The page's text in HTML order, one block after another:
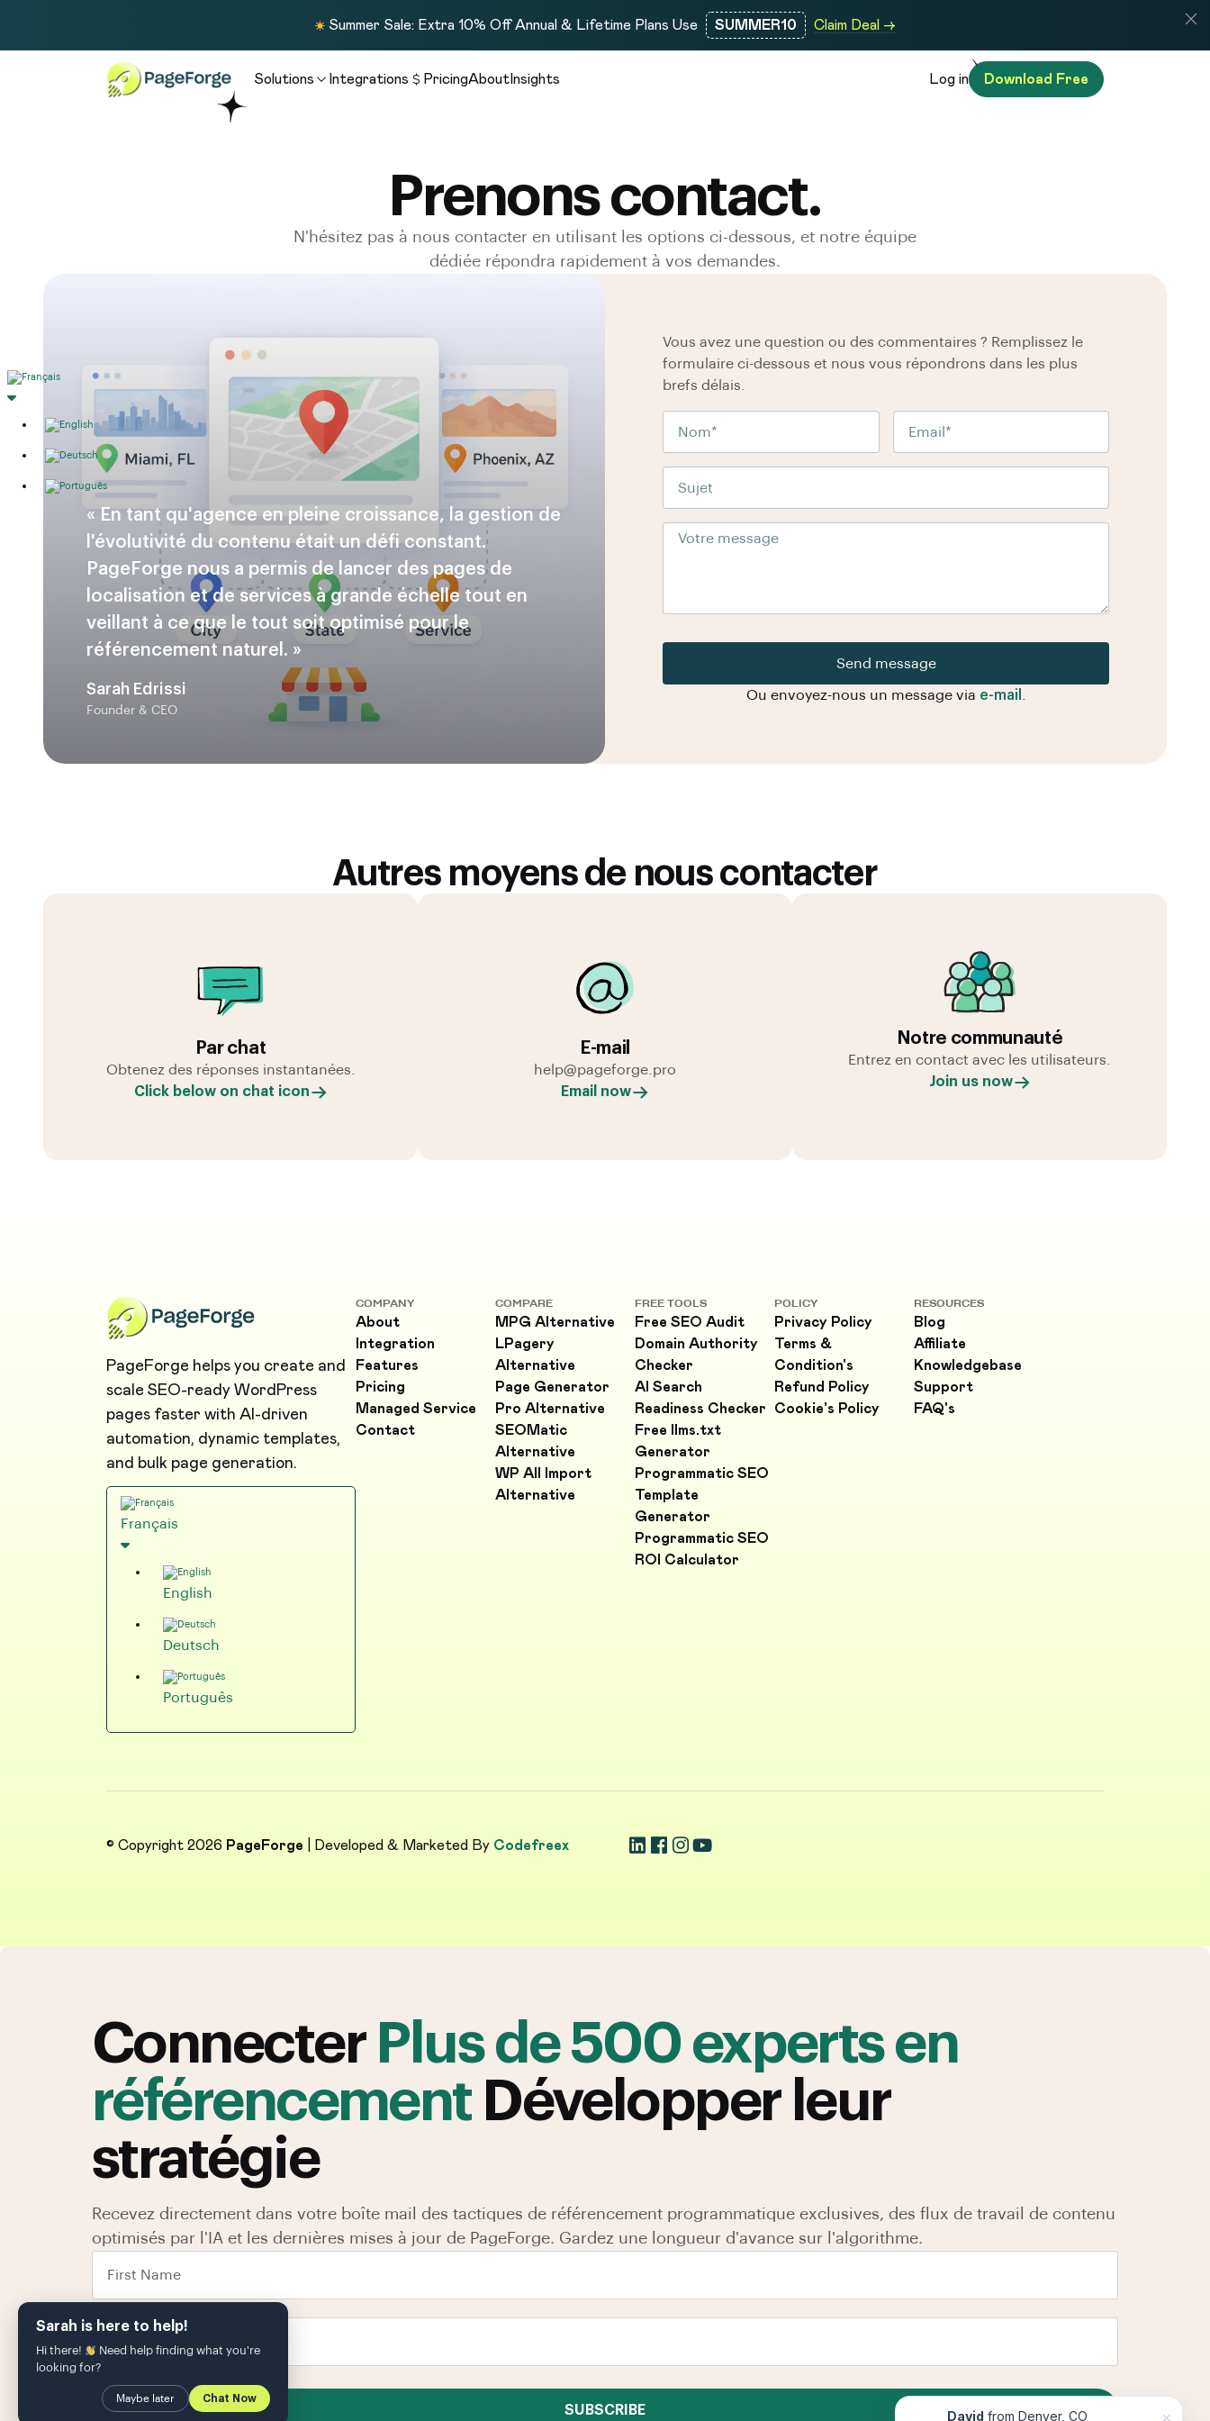
Summer Sale: Extra 10% Off Annual & Lifetime Plans Use SUMMER10 Claim Deal →
Solutions Integrations PricingAbout Insights Log in Download Free
Prenons contact.
N'hésitez pas à nous contacter en utilisant les options ci-dessous, et notre équipe
dédiée répondra rapidement à vos demandes.
« En tant qu'agence en pleine croissance, la gestion de
l'évolutivité du contenu était un défi constant.
PageForge nous a permis de lancer des pages de
localisation et de services à grande échelle tout en
veillant à ce que le tout soit optimisé pour le
référencement naturel. »
Sarah Edrissi
Founder & CEO
Vous avez une question ou des commentaires ? Remplissez le
formulaire ci-dessous et nous vous répondrons dans les plus
brefs délais.
Send message
Ou envoyez-nous un message via e-mail
Autres moyens de nous contacter
Par chat
Obtenez des réponses instantanées.
Click below on chat icon
E-mail
help@pageforge.pro
Email now
Notre communauté
Entrez en contact avec les utilisateurs.
Join us now
PageForge helps you create and
scale SEO-ready WordPress
pages faster with AI-driven
automation, dynamic templates,
and bulk page generation.
Français
English
Deutsch
Português
COMPANY
About
Integration
Features
Pricing
Managed Service
Contact
COMPARE
MPG Alternative
LPagery
Alternative
Page Generator
Pro Alternative
SEOMatic
Alternative
WP All Import
Alternative
FREE TOOLS
Free SEO Audit
Domain Authority
Checker
AI Search
Readiness Checker
Free llms.txt
Generator
Programmatic SEO
Template
Generator
Programmatic SEO
ROI Calculator
POLICY
Privacy Policy
Terms &
Condition's
Refund Policy
Cookie's Policy
RESOURCES
Blog
Affiliate
Knowledgebase
Support
FAQ's
© Copyright 2026 PageForge | Developed & Marketed By Codefreex
Sarah is here to help!
Hi there!
Need help finding what you're
looking for?
Maybe later Chat Now
David from Denver, CO ×
Connecter Plus de 500 experts en
référencementDévelopper leur
stratégie
Recevez directement dans votre boîte mail des tactiques de référencement programmatique exclusives, des flux de travail de contenu
optimisés par l'IA et les dernières mises à jour de PageForge. Gardez une longueur d'avance sur l'algorithme.
SUBSCRIBE